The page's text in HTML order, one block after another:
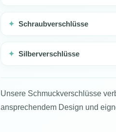
✦ Schraubverschlüsse
✦ Silberverschlüsse
Unsere Schmuckverschlüsse
ansprechendem Design und